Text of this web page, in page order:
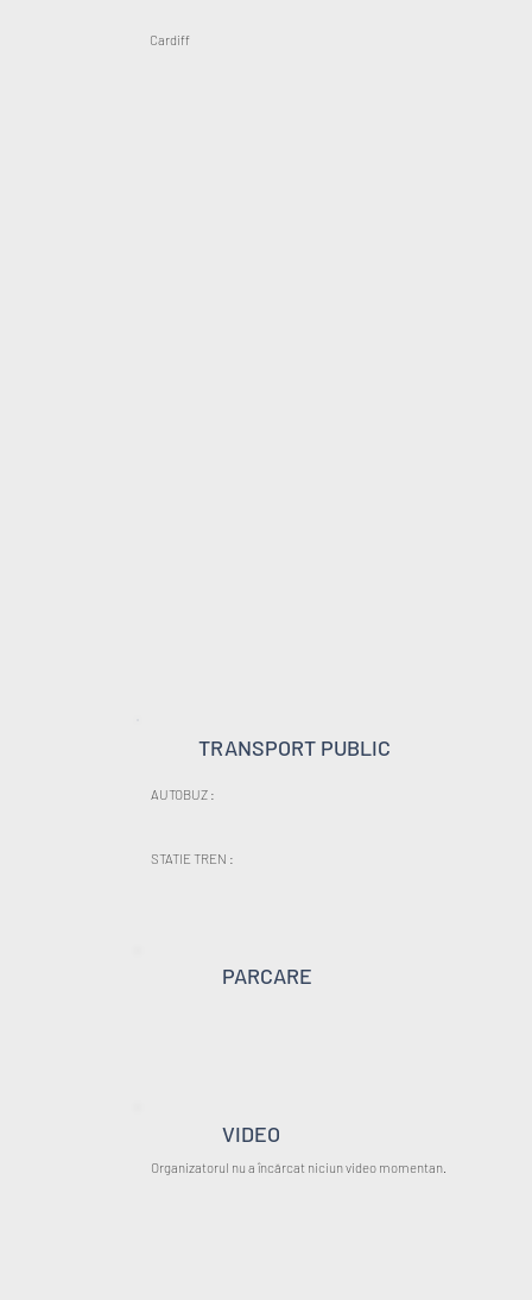
Cardiff
TRANSPORT PUBLIC
AUTOBUZ :
STATIE TREN :
PARCARE
VIDEO
Organizatorul nu a încărcat niciun video momentan.